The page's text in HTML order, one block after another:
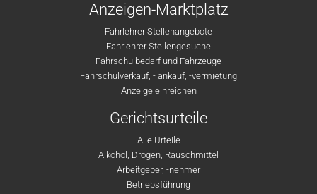
Anzeigen-Marktplatz
Fahrlehrer Stellenangebote
Fahrlehrer Stellengesuche
Fahrschulbedarf und Fahrzeuge
Fahrschulverkauf, - ankauf, -vermietung
Anzeige einreichen
Gerichtsurteile
Alle Urteile
Alkohol, Drogen, Rauschmittel
Arbeitgeber, -nehmer
Betriebsführung